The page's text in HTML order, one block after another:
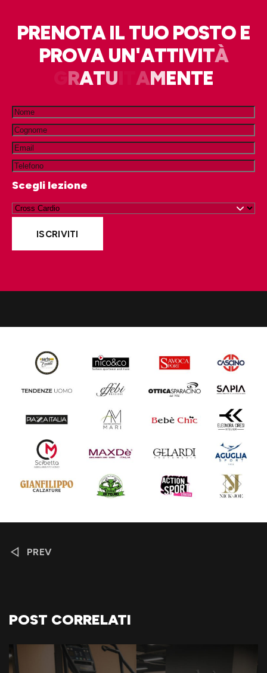
PRENOTA IL TUO POSTO E
PROVA UN'ATTIVITÀ
RATU AMENTE
Scegli lezione
PREV
POST CORRELATI